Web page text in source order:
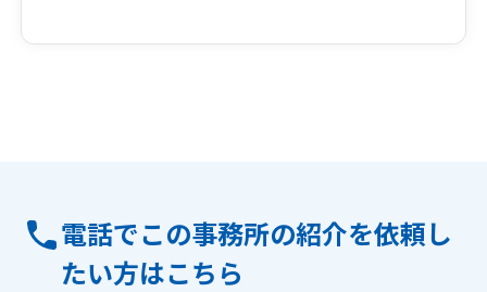
電話でこの事務所の紹介を依頼し
たい方はこちら